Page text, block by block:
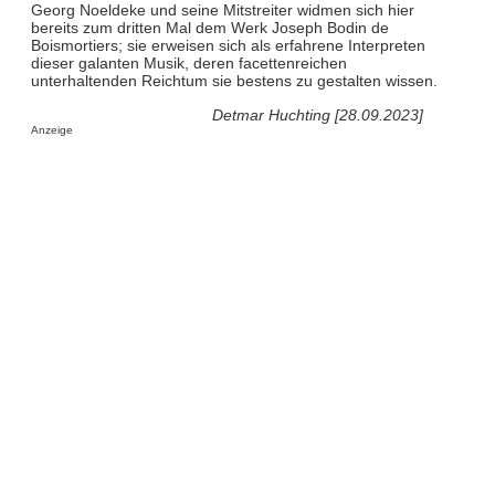
Georg Noeldeke und seine Mitstreiter widmen sich hier
bereits zum dritten Mal dem Werk Joseph Bodin de
Boismortiers; sie erweisen sich als erfahrene Interpreten
dieser galanten Musik, deren facettenreichen
unterhaltenden Reichtum sie bestens zu gestalten wissen.
Detmar Huchting [28.09.2023]
Anzeige